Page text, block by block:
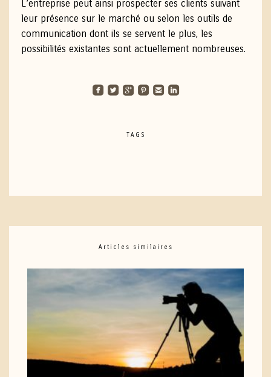
L’entreprise peut ainsi prospecter ses clients suivant
leur présence sur le marché ou selon les outils de
communication dont ils se servent le plus, les
possibilités existantes sont actuellement nombreuses.
roundedfacebook roundedtwitterbird roundedgoogleplus roundedpinterest roundedemail roundedlinkedin
TAGS
Articles similaires